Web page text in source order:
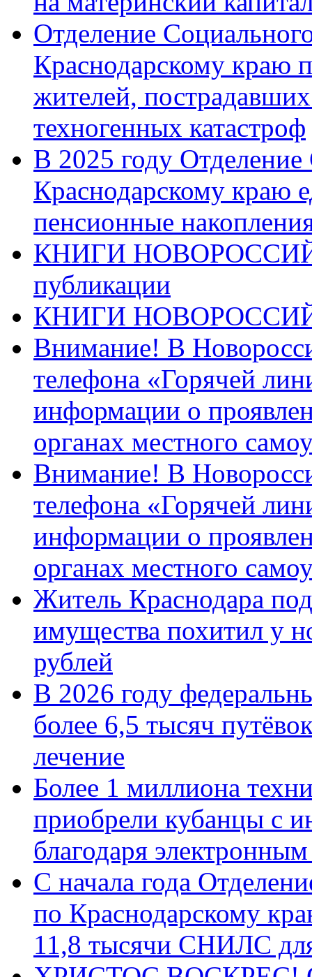
Отделение
Краснодарскому краю
жителей,
техногенных катастроф
В 2025 году
Краснодарскому краю
пенсионные
КНИГИ
публикации
КНИГИ
Внимание! В
телефона «Горячей
информации о
органах местного
Внимание! В
телефона «Горячей
информации о
органах местного
Житель Краснодара
имущества похитил у
рублей
В 2026 году
более 6,5 тысяч
лечение
Более 1 миллиона
приобрели кубанцы с
благодаря
С начала года
по Краснодарскому
11,8 тысячи СНИЛС